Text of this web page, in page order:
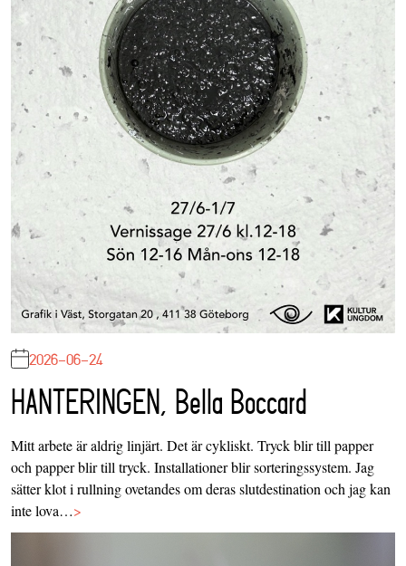
2026-06-24
HANTERINGEN, Bella Boccard
Mitt arbete är aldrig linjärt. Det är cykliskt. Tryck blir till papper
och papper blir till tryck. Installationer blir sorteringssystem. Jag
sätter klot i rullning ovetandes om deras slutdestination och jag kan
inte lova…>